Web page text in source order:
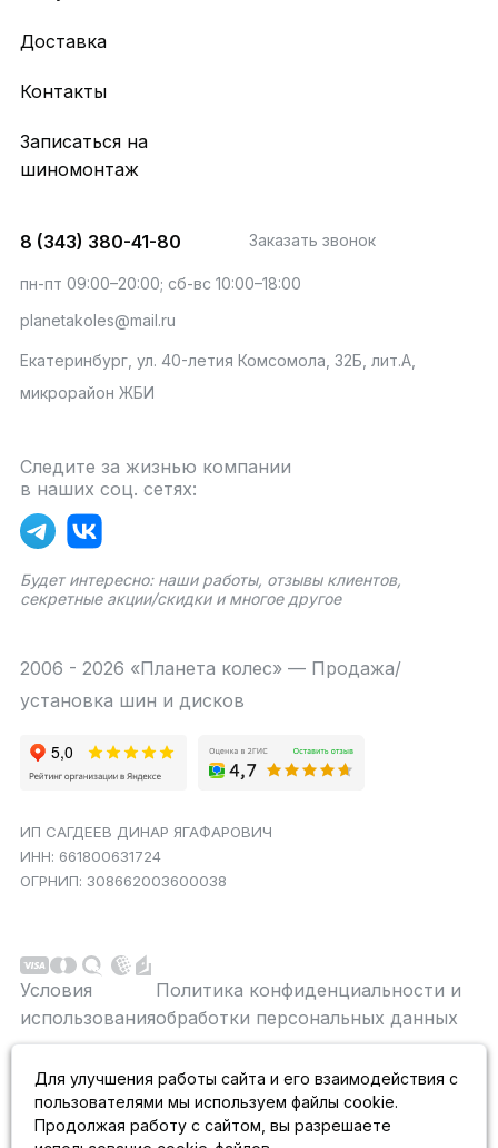
Доставка
Контакты
Записаться на
шиномонтаж
8 (343) 380-41-80 Заказать звонок
пн-пт 09:00–20:00; сб-вс 10:00–18:00
planetakoles@mail.ru
Екатеринбург, ул. 40-летия Комсомола, 32Б, лит.А,
микрорайон ЖБИ
Следите за жизнью компании
в наших соц. сетях:
Будет интересно: наши работы, отзывы клиентов,
секретные акции/скидки и многое другое
2006 - 2026 «Планета колес» — Продажа/
установка шин и дисков
ИП САГДЕЕВ ДИНАР ЯГАФАРОВИЧ
ИНН: 661800631724
ОГРНИП: 308662003600038
Условия
использования
Политика конфиденциальности и
обработки персональных данных
публичной офертой не является. На данном
информационном ресурсе применяются
рекомендательные технологии.
Для улучшения работы сайта и его взаимодействия с
пользователями мы используем файлы cookie.
Продолжая работу с сайтом, вы разрешаете